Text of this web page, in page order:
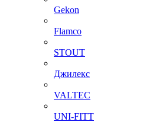
Gekon
Flamco
STOUT
Джилекс
VALTEC
UNI-FITT